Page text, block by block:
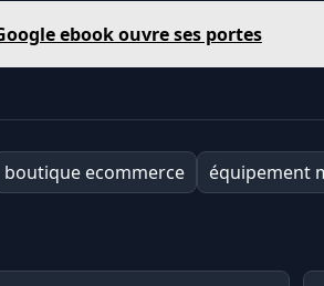
ebook ouvre ses portes
boutique ecommerce équipement